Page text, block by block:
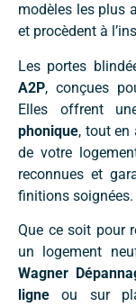
modèles les plus
et procèdent à
Les portes
A2P, conçues
Elles offrent
phonique, tout en
de votre
reconnues et
finitions soignées.
Que ce soit pour
un logement
Wagner
ligne ou sur